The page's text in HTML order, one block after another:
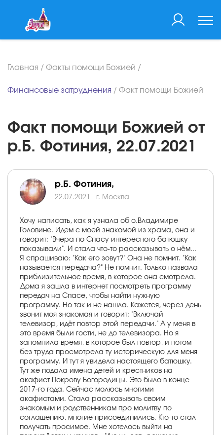
Главная / Факты помощи Божией /
Финансовые затруднения / Факт помощи Божией
Факт помощи Божией от
р.Б. Фотиния, 22.07.2021
р.Б. Фотиния,
22.07.2021 г. Москва
Хочу написать, как я узнала об о.Владимире
Головине. Идем с моей знакомой из храма, она и
говорит: "Вчера по Спасу интересного батюшку
показывали". И стала что-то рассказывать о нём...
Я спрашиваю: "Как его зовут?" Она не помнит. "Как
называется передача?" Не помнит. Только назвала
приблизительное время, в которое она смотрела.
Дома я зашла в интернет посмотреть программу
передач на Спасе, чтобы найти нужную
программу. Но так и не нашла. Кажется, через день
звонит моя знакомая и говорит: "Включай
телевизор, идёт повтор этой передачи." А у меня в
это время были гости, не до телевизора. Но я
запомнила время, в которое был повтор, и потом
без труда просмотрела ту историческую для меня
программу. И тут я увидела настоящего батюшку.
Тут же подала имена детей и крестников на
акафист Покрову Богородицы. Это было в конце
2017-го года. Сейчас молюсь многими
акафистами. Стала рассказывать своим
знакомым и родственникам про молитву по
соглашению, многие присоединились. Кто-то стал
получать просимое. Мне хотелось выйти на